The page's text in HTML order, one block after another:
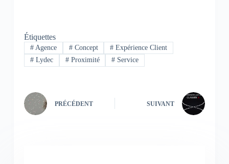
Étiquettes
#Agence #Concept # Expérience Client
#Lydec #Proximité # Service
PRÉCÉDENT SUIVANT